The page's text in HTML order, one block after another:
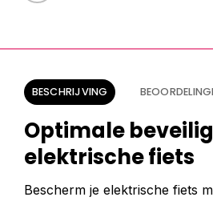
BESCHRIJVING
Optimale
elektrische fiets
Bescherm je elektrische fiets